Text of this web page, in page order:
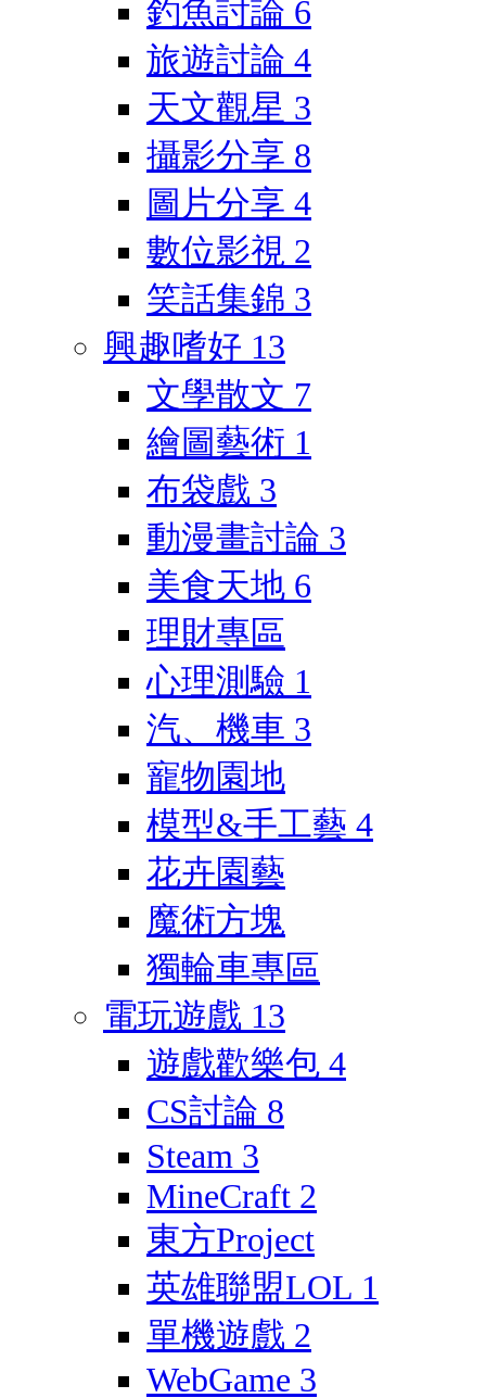
釣魚討論 6
旅遊討論 4
天文觀星 3
攝影分享 8
圖片分享 4
數位影視 2
笑話集錦 3
興趣嗜好 13
文學散文 7
繪圖藝術 1
布袋戲 3
動漫畫討論 3
美食天地 6
理財專區
心理測驗 1
汽、機車 3
寵物園地
模型&手工藝 4
花卉園藝
魔術方塊
獨輪車專區
電玩遊戲 13
遊戲歡樂包 4
CS討論 8
Steam 3
MineCraft 2
東方Project
英雄聯盟LOL 1
單機遊戲 2
WebGame 3